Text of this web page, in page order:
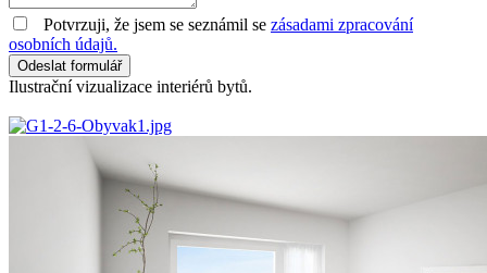
Potvrzuji, že jsem se seznámil se zásadami zpracování
osobních údajů.
Odeslat formulář
Ilustrační vizualizace interiérů bytů.